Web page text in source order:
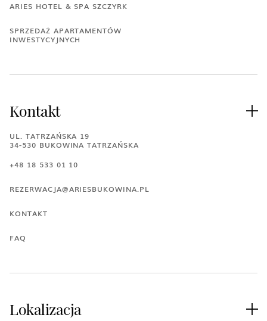
ARIES HOTEL & SPA SZCZYRK
SPRZEDAŻ APARTAMENTÓW
INWESTYCYJNYCH
Kontakt 
UL. TATRZAŃSKA 19
34-530 BUKOWINA TATRZAŃSKA
+48 18 533 01 10
REZERWACJA@ARIESBUKOWINA.PL
KONTAKT
FAQ
Lokalizacja 